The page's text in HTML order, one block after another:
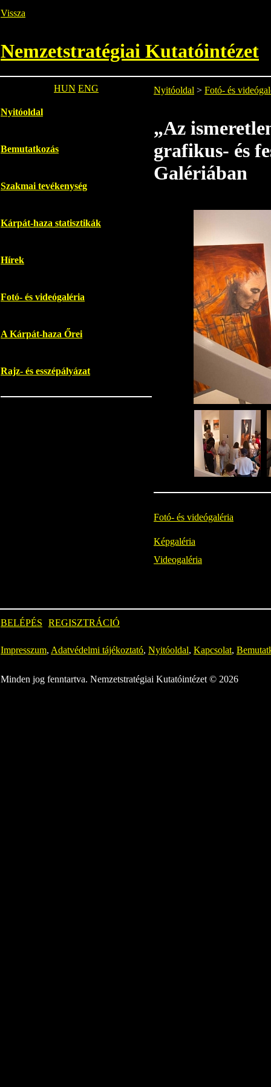
Vissza
Nemzetstratégiai Kutatóintézet
HUN ENG
Nyitóoldal
Bemutatkozás
Szakmai tevékenység
Kárpát-haza statisztikák
Hírek
Fotó- és videógaléria
A Kárpát-haza Őrei
Rajz- és esszépályázat
Nyitóoldal > Fotó- és
„Az
grafikus- és
Galériában
Fotó- és videógaléria
Képgaléria
Videogaléria
BELÉPÉS REGISZTRÁCIÓ
Impresszum, Adatvédelmi tájékoztató, Nyitóoldal, Kapcsolat,
Minden jog fenntartva. Nemzetstratégiai Kutatóintézet © 2026